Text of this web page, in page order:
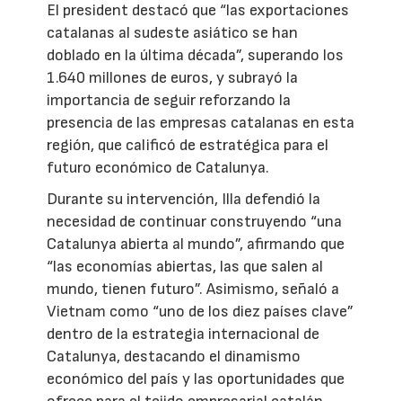
El president destacó que “las exportaciones
catalanas al sudeste asiático se han
doblado en la última década”, superando los
1.640 millones de euros, y subrayó la
importancia de seguir reforzando la
presencia de las empresas catalanas en esta
región, que calificó de estratégica para el
futuro económico de Catalunya.
Durante su intervención, Illa defendió la
necesidad de continuar construyendo “una
Catalunya abierta al mundo”, afirmando que
“las economías abiertas, las que salen al
mundo, tienen futuro”. Asimismo, señaló a
Vietnam como “uno de los diez países clave”
dentro de la estrategia internacional de
Catalunya, destacando el dinamismo
económico del país y las oportunidades que